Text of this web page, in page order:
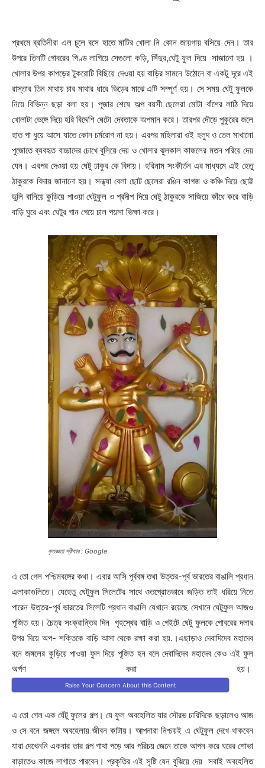
প্রথমে ব্রতিনীরা এল চুলে বসে হাতে মাটির খোলা নি কোন জায়গায় বসিয়ে দেন। তার
উপরে তিনটি গোবরের পিণ্ড লাগিয়ে সেগুলো কড়ি, সিঁদুর,ঘেটু ফুল দিয়ে সাজানো হয় ।
খোলার উপর কাপড়ের টুকরোটি বিছিয়ে দেওয়া হয় বাড়ির সামনে উঠোনে বা একটু দূরে এই
রাস্তার তিন মাথায় চার মাথার ধারে ভিড়ের মাঝে এটি সম্পূর্ণ হয়। সে সময় ঘেটু ফুলকে
নিয়ে বিভিন্ন ছড়া বলা হয়। পূজার শেষে অল্প বয়সী ছেলেরা মোটা বাঁশের লাঠি দিয়ে
খোলাটা ভেঙ্গে দিয়ে হরি বিদ্দেশি ঘেটো দেবতাকে অপমান করে। তারপর দৌড়ে পুকুরের জলে
হাত পা ধুয়ে আসে যাতে কোন চর্মরোগ না হয়। এরপর মহিলারা ওই হলুদ ও তেল মাখানো
পুজোতে ব্যবহৃত বাচ্চাদের চোখে বুলিয়ে দেয় ও খোলার ঝুলকাল কাজলের মতন পরিয়ে দেয়
যেন। এরপর দেওয়া হয় ঘেটু ঢাকুর কে বিদায়। হরিনাম সংকীর্তন এর মাধ্যমে এই হেতু
ঠাকুরকে বিদায় জানানো হয়। সন্ধ্যা বেলা ছোট ছেলেরা রঙিন কাগজ ও কঞ্চি দিয়ে ছোট্ট
ডুলি বানিয়ে কুড়িয়ে পাওয়া ঘেটুফুল ও প্রদীপ দিয়ে ঘেটু ঠাকুরকে সাজিয়ে কাঁধে করে বাড়ি
বাড়ি ঘুরে এবং ঘেটুর গান গেয়ে চাল পয়সা ভিক্ষা করে।
কৃতজ্ঞতা স্বীকার : Google
এ তো গেল পশ্চিমবঙ্গের কথা। এবার আসি পূর্ববঙ্গ তথা উত্তর-পূর্ব ভারতের বাঙালি প্রধান
এলাকাগুলিতে। যেহেতু ঘেটুফুল সিলেটের সাথে ওতপ্রোতভাবে জড়িত তাই ধরিয়ে নিতে
পারেন উত্তর-পূর্ব ভারতের সিলেটি প্রধান বাঙালি যেখানে রয়েছে সেখানে ঘেটুফুল আজও
পূজিত হয়। চৈত্র সংক্রান্তির দিন গৃহস্থের বাড়ি ও গেইটে ঘেটু ফুলকে গোবরের দলার
উপর দিয়ে অপ- শক্তিকে বাড়ি আসা থেকে রক্ষা করা হয়.।এছাড়াও দেবাদিদেব মহাদেব
বনে জঙ্গলের কুড়িয়ে পাওয়া ফুল দিয়ে পূজিত হন বলে দেবাদিদেব মহাদেব কেও এই ফুল
অর্পণ করা হয়।
Raise Your Concern About this Content
এ তো গেল এক ঘেঁটু ফুলের গল্প। যে ফুল অবহেলিত যার সৌরভ চারিদিকে ছড়ালেও আজ
ও সে বনে জঙ্গলে অবহেলায় জীবন কাটায়। আপনারা নিশ্চয়ই এ ঘেটুফুল দেখে থাকবেন
যারা দেখেননি একবার তার গল্প গাথা পড়ে আর পরিচয় জেনে তাকে আপন করে ঘরের শোভা
বাড়াতেও কাজে লাগাতে পারবেন। প্রকৃতির এই সৃষ্টি যেন বুঝিয়ে দেয় সবাই অবহেলিত